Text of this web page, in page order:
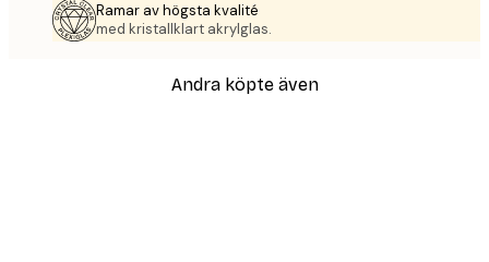
Ramar av högsta kvalité
med kristallklart akrylglas.
Andra köpte även